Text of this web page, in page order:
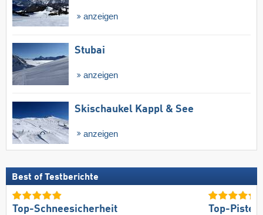
anzeigen
Stubai
anzeigen
Skischaukel Kappl & See
anzeigen
Best of Testberichte
Top-Schneesicherheit Top-